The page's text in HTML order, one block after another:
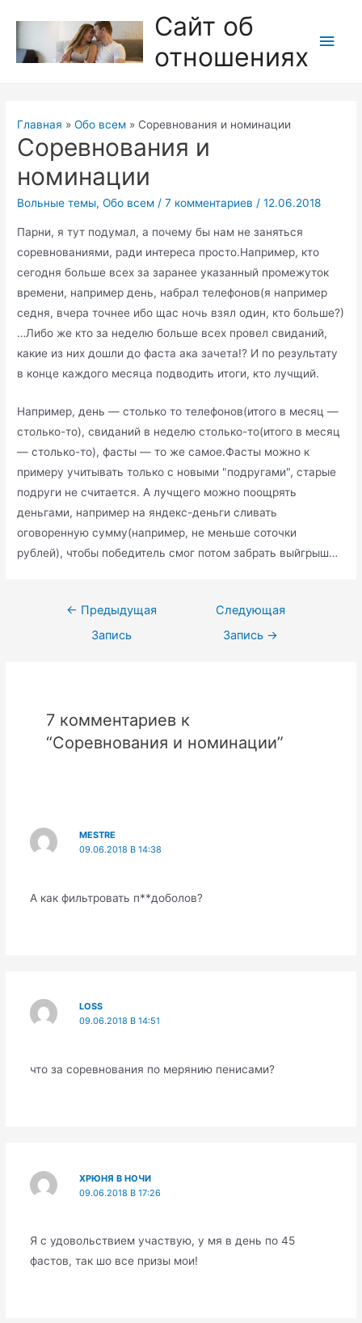
содержимому
Сайт об
отношениях
Главная Обо всем Соревнования и номинации
Соревнования и
номинации
Вольные темы,Обо всем /7 комментариев /12.06.2018
Парни, я тут подумал, а почему бы нам не заняться
соревнованиями, ради интереса просто.Например, кто
сегодня больше всех за заранее указанный промежуток
времени, например день, набрал телефонов(я например
седня, вчера точнее ибо щас ночь взял один, кто больше?)
…Либо же кто за неделю больше всех провел свиданий,
какие из них дошли до фаста ака зачета!? И по результату
в конце каждого месяца подводить итоги, кто лучщий.
Например, день — столько то телефонов(итого в месяц —
столько-то), свиданий в неделю столько-то(итого в месяц
— столько-то), фасты — то же самое.Фасты можно к
примеру учитывать только с новыми "подругами", старые
подруги не считается. А лучщего можно поощрять
деньгами, например на яндекс-деньги сливать
оговоренную сумму(например, не меньше соточки
рублей), чтобы победитель смог потом забрать выйгрыш…
Навигация
← Предыдущая
Запись
Следующая
Запись →
7 комментариев к
“Соревнования и номинации”
MESTRE
09.06.2018 В 14:38
А как фильтровать п**доболов?
LOSS
09.06.2018 В 14:51
что за соревнования по мерянию пенисами?
ХРЮНЯ В НОЧИ
09.06.2018 В 17:26
Я с удовольствием участвую, у мя в день по 45
фастов, так шо все призы мои!